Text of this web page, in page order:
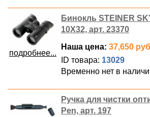
подробнее...
Бинокль STEINER
10X32, арт. 23370
Наша цена: 37,650
ID товара: 13029
Временно нет в
Ручка для чистки
Pen, арт. 197